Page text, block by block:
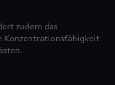
zudem das
Konzentrationsfähigkeit